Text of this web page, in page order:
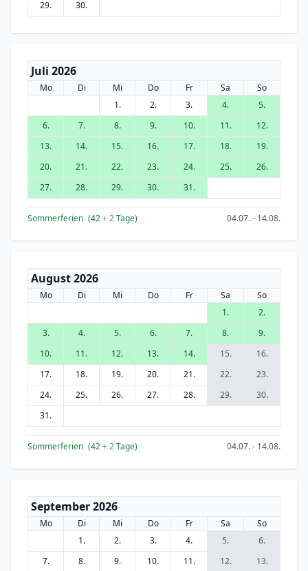
29. 30.
Juli 2026
Mo Di Mi Do Fr Sa
So
1.
2. 3. 4.
5.
6.
7. 8. 9. 10. 11.
12.
13.
14. 15. 16. 17. 18.
19.
20.
21. 22. 23. 24. 25.
26.
27.
28. 29. 30. 31.
Sommerferien (42+ 2Tage) 04.07. - 14.08.
August 2026
Mo Di Mi Do Fr Sa
So
1.
2.
3.
4. 5. 6. 7. 8.
9.
10.
11. 12. 13. 14. 15.
16.
17.
18. 19. 20. 21. 22.
23.
24.
25. 26. 27. 28. 29.
30.
31.
Sommerferien (42+ 2Tage) 04.07. - 14.08.
September 2026
Mo Di Mi Do Fr Sa
So
1.
2. 3. 4. 5.
6.
7.
8. 9. 10. 11. 12.
13.